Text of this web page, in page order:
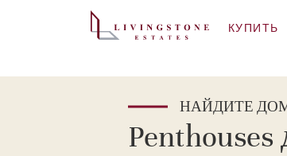
КУПИТЬ
НАЙДИТЕ